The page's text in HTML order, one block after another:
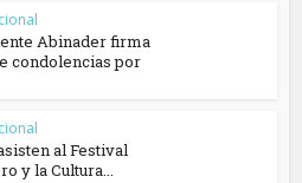
Abinader firma
condolencias por
al Festival
y la Cultura...